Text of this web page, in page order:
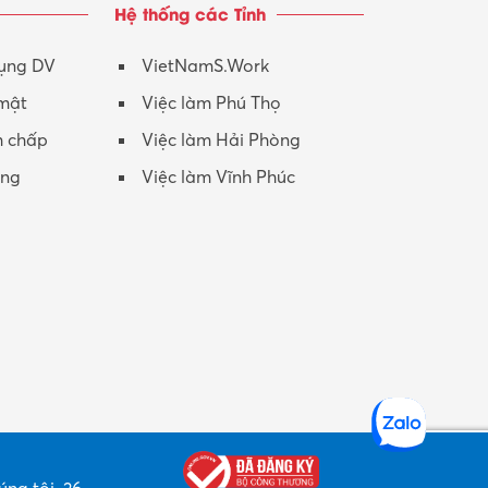
Nhân viên CSKH
Phục vụ khác
Promotion Girl (PG)
DV
chấp
Hệ thống các Tỉnh
VietNamS.Work
Việc làm Phú Thọ
Việc làm Hải Phòng
Việc làm Vĩnh Phúc